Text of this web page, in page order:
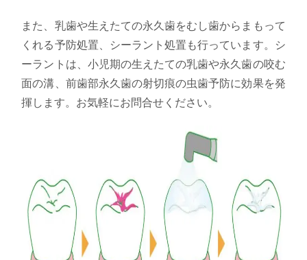
また、乳歯や生えたての永久歯をむし歯からまもって
くれる予防処置、シーラント処置も行っています。シ
ーラントは、小児期の生えたての乳歯や永久歯の咬む
面の溝、前歯部永久歯の射切痕の虫歯予防に効果を発
揮します。お気軽にお問合せください。